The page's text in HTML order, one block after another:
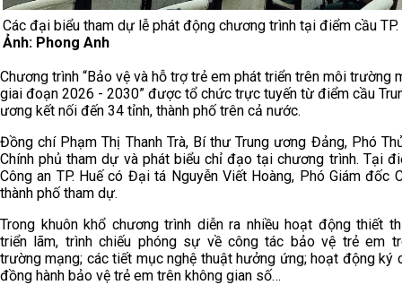
Các đại biểu tham dự lễ phát động chương trình tại điểm cầu TP.
Ảnh: Phong Anh
Chương trình “Bảo vệ và hỗ trợ trẻ em phát triển trên môi trường
giai đoạn 2026 - 2030” được tổ chức trực tuyến từ điểm cầu
ương kết nối đến 34 tỉnh, thành phố trên cả nước.
Đồng chí Phạm Thị Thanh Trà, Bí thư Trung ương Đảng, Phó
Chính phủ tham dự và phát biểu chỉ đạo tại chương trình. Tại
Công an TP. Huế có Đại tá Nguyễn Viết Hoàng, Phó Giám đốc
thành phố tham dự.
Trong khuôn khổ chương trình diễn ra nhiều hoạt động thiết
triển lãm, trình chiếu phóng sự về công tác bảo vệ trẻ em
trường mạng; các tiết mục nghệ thuật hưởng ứng; hoạt động ký
đồng hành bảo vệ trẻ em trên không gian số…